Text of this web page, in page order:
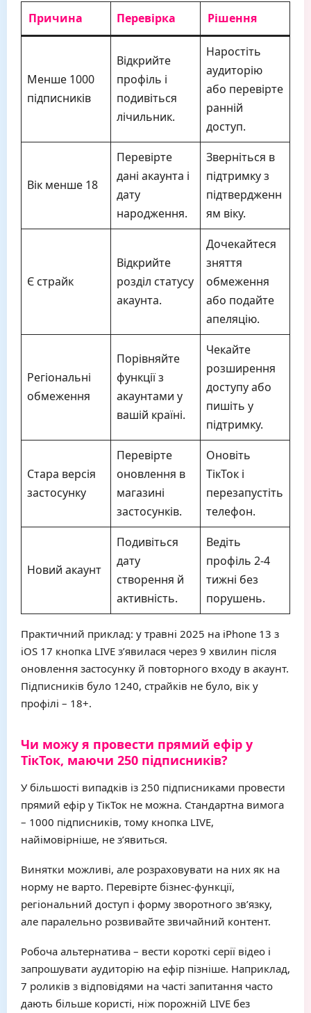
Причина Перевірка Рішення
Менше 1000
підписників
Відкрийте
профіль і
подивіться
лічильник.
Наростіть
аудиторію
або перевірте
ранній
доступ.
Вік менше 18
Перевірте
дані акаунта і
дату
народження.
Зверніться в
підтримку з
підтвердженн
ям віку.
Є страйк
Відкрийте
розділ статусу
акаунта.
Дочекайтеся
зняття
обмеження
або подайте
апеляцію.
Регіональні
обмеження
Порівняйте
функції з
акаунтами у
вашій країні.
Чекайте
розширення
доступу або
пишіть у
підтримку.
Стара версія
застосунку
Перевірте
оновлення в
магазині
застосунків.
Оновіть
ТікТок і
перезапустіть
телефон.
Новий акаунт
Подивіться
дату
створення й
активність.
Ведіть
профіль 2-4
тижні без
порушень.
Практичний приклад: у травні 2025 на iPhone 13 з
iOS 17 кнопка LIVE з’явилася через 9 хвилин після
оновлення застосунку й повторного входу в акаунт.
Підписників було 1240, страйків не було, вік у
профілі – 18+.
Чи можу я провести прямий ефір у
ТікТок, маючи 250 підписників?
У більшості випадків із 250 підписниками провести
прямий ефір у ТікТок не можна. Стандартна вимога
– 1000 підписників, тому кнопка LIVE,
найімовірніше, не з’явиться.
Винятки можливі, але розраховувати на них як на
норму не варто. Перевірте бізнес-функції,
регіональний доступ і форму зворотного зв’язку,
але паралельно розвивайте звичайний контент.
Робоча альтернатива – вести короткі серії відео і
запрошувати аудиторію на ефір пізніше. Наприклад,
7 роликів з відповідями на часті запитання часто
дають більше користі, ніж порожній LIVE без